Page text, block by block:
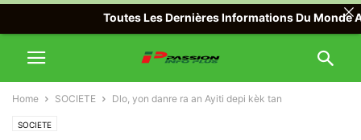
Home SOCIETE Dlo, yon danre ra an Ayiti depi kèk tan
SOCIETE
Toutes Les Dernières Informations Du Monde